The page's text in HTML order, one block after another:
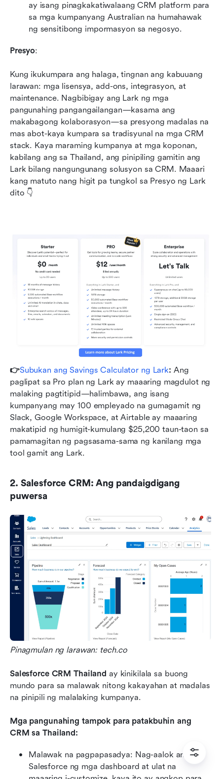
ay isang pinagkakatiwalaang CRM platform para
sa mga kumpanyang Australian na humahawak
ng sensitibong impormasyon sa negosyo.
Presyo:
Kung ikukumpara ang halaga, tingnan ang kabuuang
larawan: mga lisensya, add-ons, integrasyon, at
maintenance. Nagbibigay ang Lark ng mga
pangunahing pangangailangan—kasama ang
makabagong kolaborasyon—sa presyong madalas na
mas abot-kaya kumpara sa tradisyunal na mga CRM
stack. Kaya maraming kumpanya at mga koponan,
kabilang ang sa Thailand, ang pinipiling gamitin ang
Lark bilang nangungunang solusyon sa CRM. Maaari
kang matuto nang higit pa tungkol sa Presyo ng Lark
dito 👇
👉Subukan ang Savings Calculator ng Lark: Ang
paglipat sa Pro plan ng Lark ay maaaring magdulot ng
malaking pagtitipid—halimbawa, ang isang
kumpanyang may 100 empleyado na gumagamit ng
Slack, Google Workspace, at Airtable ay maaaring
makatipid ng humigit-kumulang $25,200 taun-taon sa
pamamagitan ng pagsasama-sama ng kanilang mga
tool gamit ang Lark.
2. Salesforce CRM: Ang pandaigdigang
puwersa
Pinagmulan ng larawan: tech.co
Salesforce CRM Thailand ay kinikilala sa buong
mundo para sa malawak nitong kakayahan at madalas
na pinipili ng malalaking kumpanya.
Mga pangunahing tampok para patakbuhin ang
CRM sa Thailand:
Malawak na pagpapasadya: Nag-aalok ang
Salesforce ng mga dashboard at ulat na